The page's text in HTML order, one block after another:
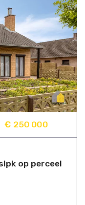
€ 250 000
op perceel